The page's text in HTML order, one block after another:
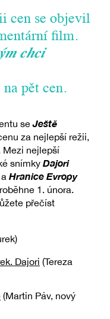
cen se objevil
film.
chci
pět cen.
seJeště
za nejlepší režii,
Mezi nejlepší
snímky Dajori
Hranice Evropy
1. února.
přečíst
Dajori (Tereza
(Martin Páv, nový